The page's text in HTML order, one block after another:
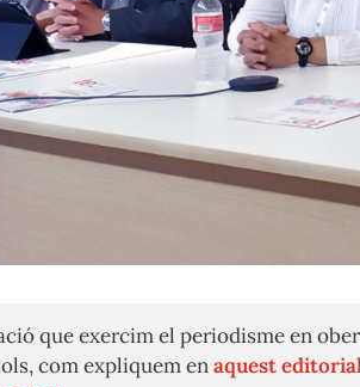
que exercim el periodisme en
com expliquem enaquest